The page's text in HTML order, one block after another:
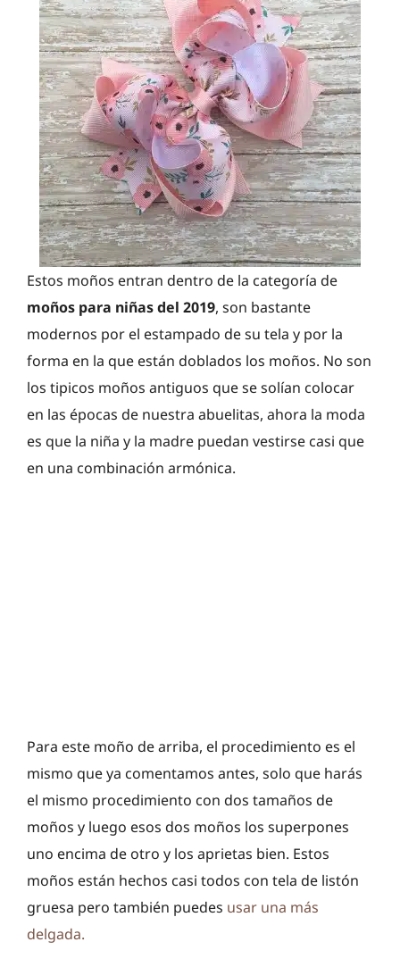
Estos moños entran dentro de la categoría de
moños para niñas del 2019, son bastante
modernos por el estampado de su tela y por la
forma en la que están doblados los moños. No son
los tipicos moños antiguos que se solían colocar
en las épocas de nuestra abuelitas, ahora la moda
es que la niña y la madre puedan vestirse casi que
en una combinación armónica.
Para este moño de arriba, el procedimiento es el
mismo que ya comentamos antes, solo que harás
el mismo procedimiento con dos tamaños de
moños y luego esos dos moños los superpones
uno encima de otro y los aprietas bien. Estos
moños están hechos casi todos con tela de listón
gruesa pero también puedes usar una más
delgada.